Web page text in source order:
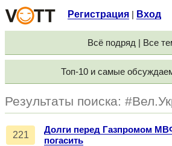
Регистрация Вход
Всё подряд | Все
Топ-10 и самые
Результаты поиска:
221
Долги перед Газпромом
погасить